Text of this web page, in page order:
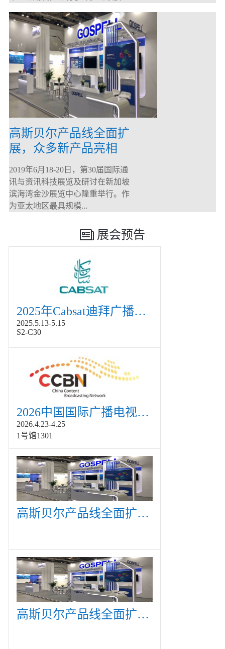
高斯贝尔产品线全面扩
展，众多新产品亮相
CommunicAsia 2019
2019年6月18-20日，第30届国际通
讯与资讯科技展览及研讨在新加坡
滨海湾金沙展览中心隆重举行。作
为亚太地区最具规模...
展会预告
2025年Cabsat迪拜广播电视展
2025.5.13-5.15
S2-C30
2026中国国际广播电视信息网络展览会展
2026.4.23-4.25
1号馆1301
高斯贝尔产品线全面扩展，众多新产品亮相CommunicAsia 2019
高斯贝尔产品线全面扩展，众多新产品亮相CommunicAsia 2019